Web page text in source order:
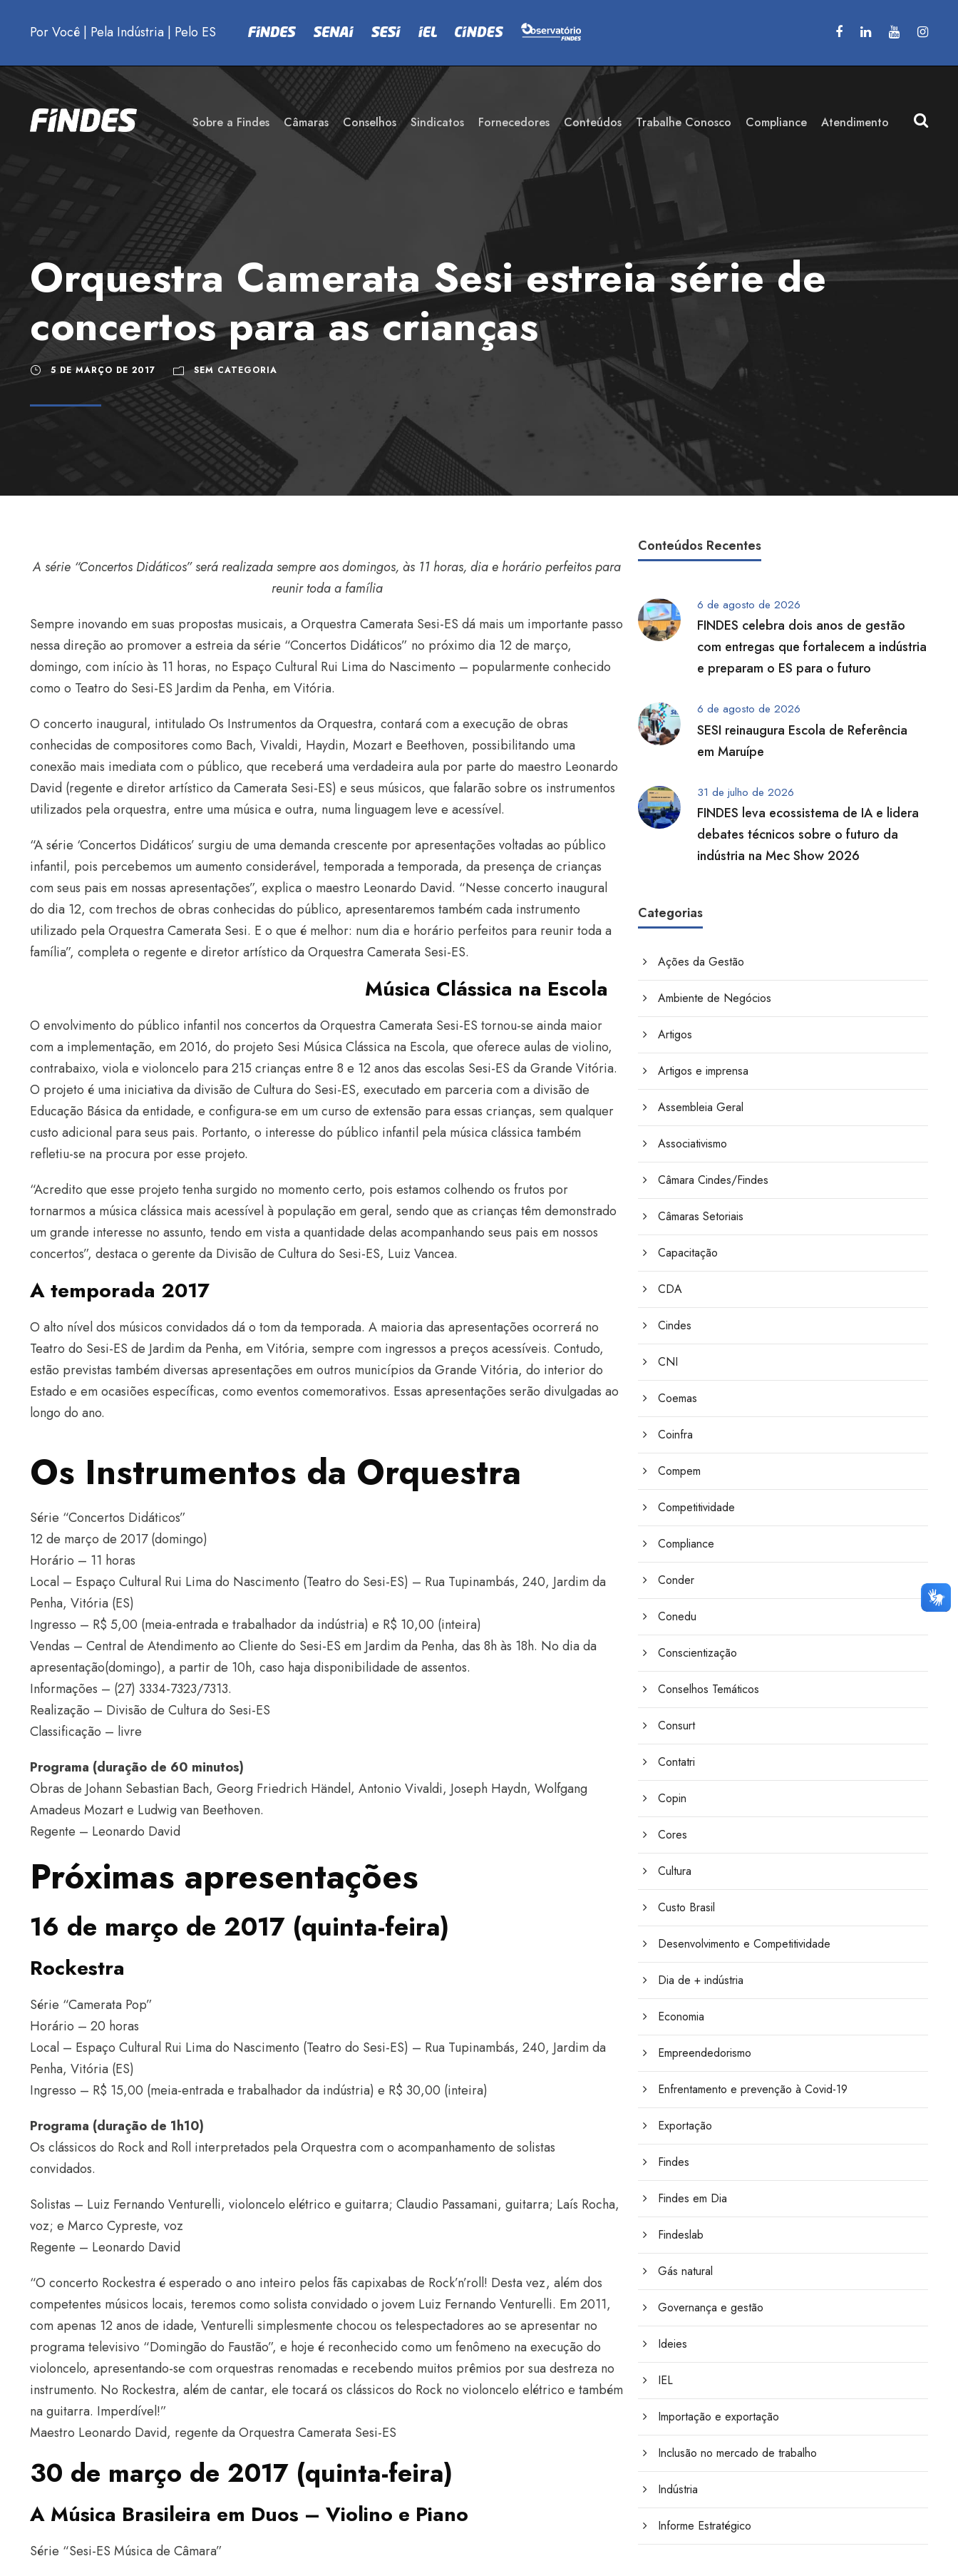
Por Você | Pela Indústria | Pelo ES
Sobre a Findes Câmaras Conselhos Sindicatos Fornecedores Conteúdos Trabalhe Conosco Compliance Atendimento
Orquestra Camerata Sesi estreia série de
concertos para as crianças
5 DE MARÇO DE 2017 SEM CATEGORIA
A série “Concertos Didáticos” será realizada sempre aos domingos, às 11 horas, dia e horário perfeitos para
reunir toda a família
Sempre inovando em suas propostas musicais, a Orquestra Camerata Sesi-ES dá mais um importante passo
nessa direção ao promover a estreia da série “Concertos Didáticos” no próximo dia 12 de março,
domingo, com início às 11 horas, no Espaço Cultural Rui Lima do Nascimento – popularmente conhecido
como o Teatro do Sesi-ES Jardim da Penha, em Vitória.
O concerto inaugural, intitulado Os Instrumentos da Orquestra, contará com a execução de obras
conhecidas de compositores como Bach, Vivaldi, Haydin, Mozart e Beethoven, possibilitando uma
conexão mais imediata com o público, que receberá uma verdadeira aula por parte do maestro Leonardo
David (regente e diretor artístico da Camerata Sesi-ES) e seus músicos, que falarão sobre os instrumentos
utilizados pela orquestra, entre uma música e outra, numa linguagem leve e acessível.
“A série ‘Concertos Didáticos’ surgiu de uma demanda crescente por apresentações voltadas ao público
infantil, pois percebemos um aumento considerável, temporada a temporada, da presença de crianças
com seus pais em nossas apresentações”, explica o maestro Leonardo David. “Nesse concerto inaugural
do dia 12, com trechos de obras conhecidas do público, apresentaremos também cada instrumento
utilizado pela Orquestra Camerata Sesi. E o que é melhor: num dia e horário perfeitos para reunir toda a
família”, completa o regente e diretor artístico da Orquestra Camerata Sesi-ES.
Música Clássica na Escola
O envolvimento do público infantil nos concertos da Orquestra Camerata Sesi-ES tornou-se ainda maior
com a implementação, em 2016, do projeto Sesi Música Clássica na Escola, que oferece aulas de violino,
contrabaixo, viola e violoncelo para 215 crianças entre 8 e 12 anos das escolas Sesi-ES da Grande Vitória.
O projeto é uma iniciativa da divisão de Cultura do Sesi-ES, executado em parceria com a divisão de
Educação Básica da entidade, e configura-se em um curso de extensão para essas crianças, sem qualquer
custo adicional para seus pais. Portanto, o interesse do público infantil pela música clássica também
refletiu-se na procura por esse projeto.
“Acredito que esse projeto tenha surgido no momento certo, pois estamos colhendo os frutos por
tornarmos a música clássica mais acessível à população em geral, sendo que as crianças têm demonstrado
um grande interesse no assunto, tendo em vista a quantidade delas acompanhando seus pais em nossos
concertos”, destaca o gerente da Divisão de Cultura do Sesi-ES, Luiz Vancea.
A temporada 2017
O alto nível dos músicos convidados dá o tom da temporada. A maioria das apresentações ocorrerá no
Teatro do Sesi-ES de Jardim da Penha, em Vitória, sempre com ingressos a preços acessíveis. Contudo,
estão previstas também diversas apresentações em outros municípios da Grande Vitória, do interior do
Estado e em ocasiões específicas, como eventos comemorativos. Essas apresentações serão divulgadas ao
longo do ano.
Os Instrumentos da Orquestra
Série “Concertos Didáticos”
12 de março de 2017 (domingo)
Horário – 11 horas
Local – Espaço Cultural Rui Lima do Nascimento (Teatro do Sesi-ES) – Rua Tupinambás, 240, Jardim da
Penha, Vitória (ES)
Ingresso – R$ 5,00 (meia-entrada e trabalhador da indústria) e R$ 10,00 (inteira)
Vendas – Central de Atendimento ao Cliente do Sesi-ES em Jardim da Penha, das 8h às 18h. No dia da
apresentação(domingo), a partir de 10h, caso haja disponibilidade de assentos.
Informações – (27) 3334-7323/7313.
Realização – Divisão de Cultura do Sesi-ES
Classificação – livre
Programa (duração de 60 minutos)
Obras de Johann Sebastian Bach, Georg Friedrich Händel, Antonio Vivaldi, Joseph Haydn, Wolfgang
Amadeus Mozart e Ludwig van Beethoven.
Regente – Leonardo David
Próximas apresentações
16 de março de 2017 (quinta-feira)
Rockestra
Série “Camerata Pop”
Horário – 20 horas
Local – Espaço Cultural Rui Lima do Nascimento (Teatro do Sesi-ES) – Rua Tupinambás, 240, Jardim da
Penha, Vitória (ES)
Ingresso – R$ 15,00 (meia-entrada e trabalhador da indústria) e R$ 30,00 (inteira)
Programa (duração de 1h10)
Os clássicos do Rock and Roll interpretados pela Orquestra com o acompanhamento de solistas
convidados.
Solistas – Luiz Fernando Venturelli, violoncelo elétrico e guitarra; Claudio Passamani, guitarra; Laís Rocha,
voz; e Marco Cypreste, voz
Regente – Leonardo David
“O concerto Rockestra é esperado o ano inteiro pelos fãs capixabas de Rock’n’roll! Desta vez, além dos
competentes músicos locais, teremos como solista convidado o jovem Luiz Fernando Venturelli. Em 2011,
com apenas 12 anos de idade, Venturelli simplesmente chocou os telespectadores ao se apresentar no
programa televisivo “Domingão do Faustão”, e hoje é reconhecido como um fenômeno na execução do
violoncelo, apresentando-se com orquestras renomadas e recebendo muitos prêmios por sua destreza no
instrumento. No Rockestra, além de cantar, ele tocará os clássicos do Rock no violoncelo elétrico e também
na guitarra. Imperdível!”
Maestro Leonardo David, regente da Orquestra Camerata Sesi-ES
30 de março de 2017 (quinta-feira)
A Música Brasileira em Duos – Violino e Piano
Série “Sesi-ES Música de Câmara”
Conteúdos Recentes
6 de agosto de 2026
FINDES celebra dois anos de gestão
com entregas que fortalecem a indústria
e preparam o ES para o futuro
6 de agosto de 2026
SESI reinaugura Escola de Referência
em Maruípe
31 de julho de 2026
FINDES leva ecossistema de IA e lidera
debates técnicos sobre o futuro da
indústria na Mec Show 2026
Categorias
Ações da Gestão
Ambiente de Negócios
Artigos
Artigos e imprensa
Assembleia Geral
Associativismo
Câmara Cindes/Findes
Câmaras Setoriais
Capacitação
CDA
Cindes
CNI
Coemas
Coinfra
Compem
Competitividade
Compliance
Conder
Conedu
Conscientização
Conselhos Temáticos
Consurt
Contatri
Copin
Cores
Cultura
Custo Brasil
Desenvolvimento e Competitividade
Dia de + indústria
Economia
Empreendedorismo
Enfrentamento e prevenção à Covid-19
Exportação
Findes
Findes em Dia
Findeslab
Gás natural
Governança e gestão
Ideies
IEL
Importação e exportação
Inclusão no mercado de trabalho
Indústria
Informe Estratégico